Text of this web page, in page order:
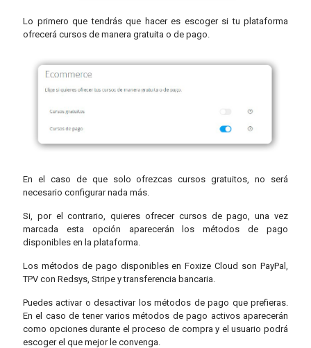
Lo primero que tendrás que hacer es escoger si tu plataforma
ofrecerá cursos de manera gratuita o de pago.
En el caso de que solo ofrezcas cursos gratuitos, no será
necesario configurar nada más.
Si, por el contrario, quieres ofrecer cursos de pago, una vez
marcada esta opción aparecerán los métodos de pago
disponibles en la plataforma.
Los métodos de pago disponibles en Foxize Cloud son PayPal,
TPV con Redsys, Stripe y transferencia bancaria.
Puedes activar o desactivar los métodos de pago que prefieras.
En el caso de tener varios métodos de pago activos aparecerán
como opciones durante el proceso de compra y el usuario podrá
escoger el que mejor le convenga.